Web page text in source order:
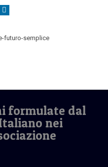
formulate dal
nei